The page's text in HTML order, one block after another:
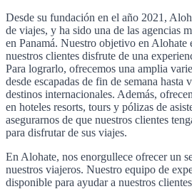
Desde su fundación en el año 2021,
de viajes, y ha sido una de las agencias
en Panamá. Nuestro objetivo en Alohate
nuestros clientes disfrute de una
Para lograrlo, ofrecemos una amplia
desde escapadas de fin de semana hasta
destinos internacionales. Además,
en hoteles resorts, tours y pólizas de
asegurarnos de que nuestros clientes
para disfrutar de sus viajes.
En Alohate, nos enorgullece ofrecer un
nuestros viajeros. Nuestro equipo de
disponible para ayudar a nuestros